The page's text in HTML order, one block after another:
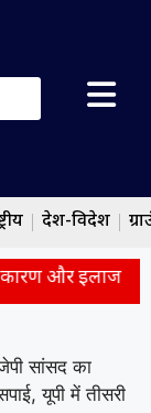
देश-विदेश
और इलाज
सांसद का
यूपी में तीसरी